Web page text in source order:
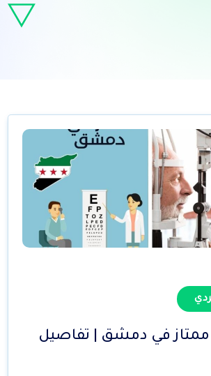
ممتاز في دمشق | تفاصيل